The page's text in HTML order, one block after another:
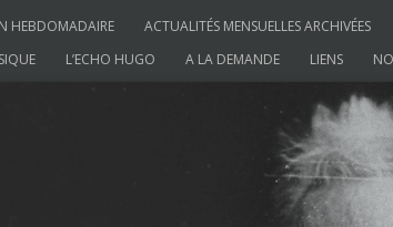
HEBDOMADAIRE ACTUALITÉS MENSUELLES ARCHIVÉES
L’ECHO HUGO A LA DEMANDE LIENS